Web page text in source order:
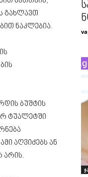
გახლავთ
ნაკლებია.
ბუშტის
ტუალეტში
აღვიძებს ან
არის.